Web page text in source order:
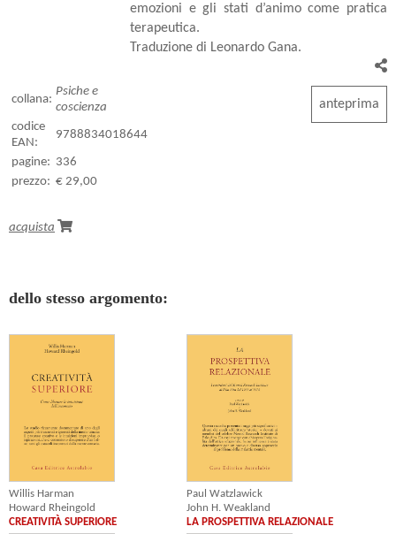
emozioni e gli stati d’animo come pratica
terapeutica.
Traduzione di Leonardo Gana.
collana:
Psiche e
coscienza
codice
EAN:
9788834018644
pagine: 336
prezzo: € 29,00
acquista
anteprima
dello stesso argomento:
Willis Harman
Howard Rheingold
CREATIVITÀ SUPERIORE
Paul Watzlawick
John H. Weakland
LA PROSPETTIVA RELAZIONALE